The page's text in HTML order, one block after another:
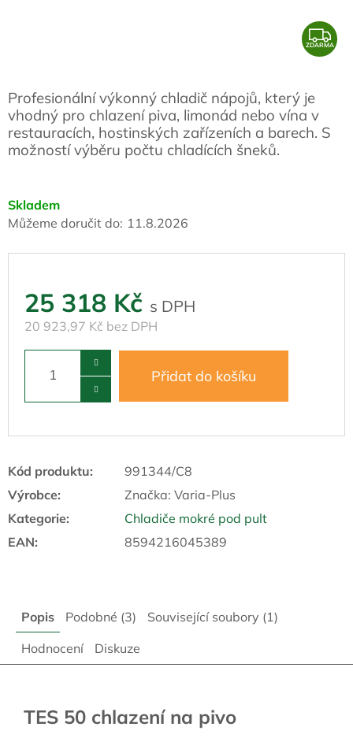
Z
D
M
ZDARMA
Skladem
Můžeme doručit do: 11.8.2026
25 318 Kč
20 923,97 Kč bez DPH
Přidat do košíku
Profesionální výkonný chladič nápojů, který je
vhodný pro chlazení piva, limonád nebo vína v
restauracích, hostinských zařízeních a barech. S
možností výběru počtu chladících šneků.
Kód produktu:
991344/C8
Výrobce:
Značka: Varia-Plus
Kategorie:
Chladiče mokré pod pult
EAN: 8594216045389
Popis Podobné (3)
Související soubory (1)
Hodnocení
Diskuze
TES 50 chlazení na pivo